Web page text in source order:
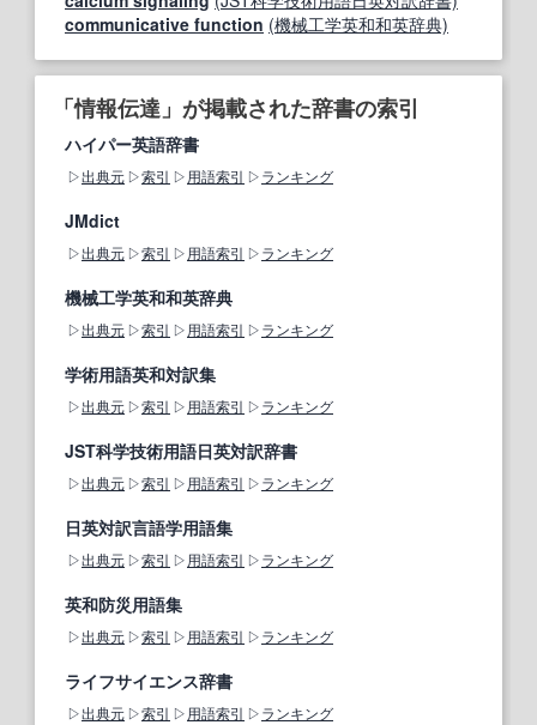
communicative function (機械工学英和和英辞典)
「情報伝達」が掲載された辞書の索引
ハイパー英語辞書
出典元 索引 用語索引 ランキング
JMdict
出典元 索引 用語索引 ランキング
機械工学英和和英辞典
出典元 索引 用語索引 ランキング
学術用語英和対訳集
出典元 索引 用語索引 ランキング
JST科学技術用語日英対訳辞書
出典元 索引 用語索引 ランキング
日英対訳言語学用語集
出典元 索引 用語索引 ランキング
英和防災用語集
出典元 索引 用語索引 ランキング
ライフサイエンス辞書
出典元 索引 用語索引 ランキング